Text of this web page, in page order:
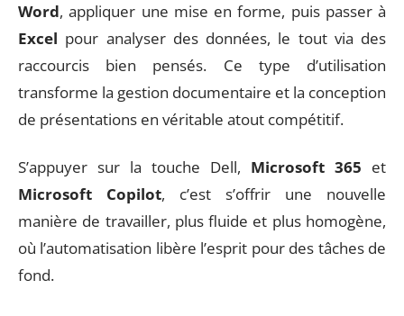
Word, appliquer une mise en forme, puis passer à
Excel pour analyser des données, le tout via des
raccourcis bien pensés. Ce type d’utilisation
transforme la gestion documentaire et la conception
de présentations en véritable atout compétitif.
S’appuyer sur la touche Dell, Microsoft 365 et
Microsoft Copilot, c’est s’offrir une nouvelle
manière de travailler, plus fluide et plus homogène,
où l’automatisation libère l’esprit pour des tâches de
fond.